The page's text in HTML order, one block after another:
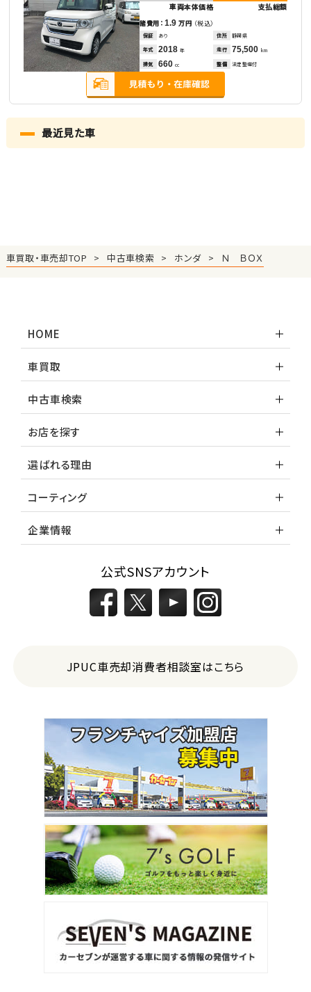
車両本体価格
支払総額
諸費用：1.9万円 （税込）
保証 あり 住所 静岡県
年式 2018 年 走行 75,500 km
排気 660 cc 整備 法定整備付
最近見た車
車買取・車売却TOP 中古車検索 ホンダ Ｎ ＢＯＸ
HOME
車買取
中古車検索
お店を探す
選ばれる理由
コーティング
企業情報
公式SNSアカウント
JPUC車売却消費者相談室はこちら